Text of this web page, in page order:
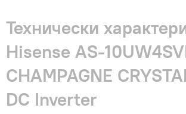
Технически
Hisense AS-
CHAMPAGNE
DC Inverter